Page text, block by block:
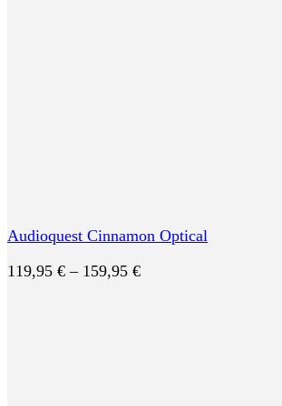
Audioquest Cinnamon Optical
119,95 € – 159,95 €Preisspanne: